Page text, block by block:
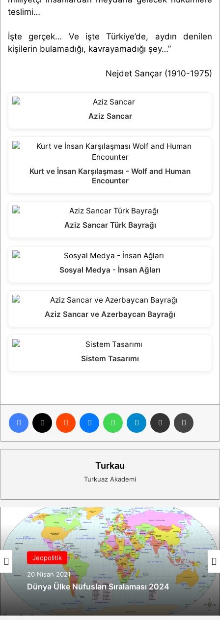
teslimi…
İşte gerçek… Ve işte Türkiye’de, aydın denilen
kişilerin bulamadığı, kavrayamadığı şey…”
Nejdet Sançar (1910-1975)
Aziz Sancar
Kurt ve İnsan Karşılaşması - Wolf and Human
Encounter
Aziz Sancar Türk Bayrağı
Sosyal Medya - İnsan Ağları
Aziz Sancar ve Azerbaycan Bayrağı
Sistem Tasarımı
Turkau
Turkuaz Akademi
Jeopolitik
20 Nisan 2021
Dünya Ülke Nüfusları Sıralaması 2024